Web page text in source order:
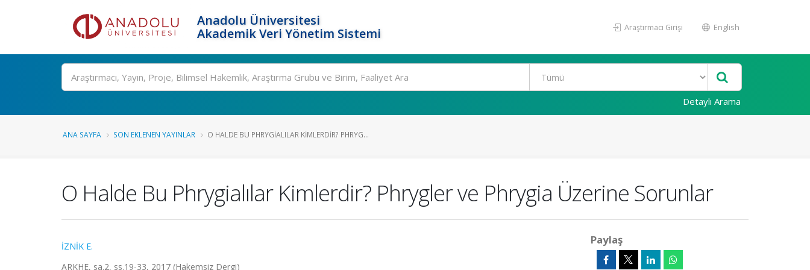
Anadolu Üniversitesi
Akademik Veri Yönetim Sistemi
Araştırmacı Girişi English
Ara
Detaylı Arama
ANA SAYFA SON EKLENEN YAYINLAR O HALDE BU PHRYGIALILAR KIMLERDIR? PHRYG...
O Halde Bu Phrygialılar Kimlerdir? Phrygler ve Phrygia Üzerine Sorunlar
İZNİK E.
ARKHE, sa.2, ss.19-33, 2017 (Hakemsiz Dergi)
Paylaş